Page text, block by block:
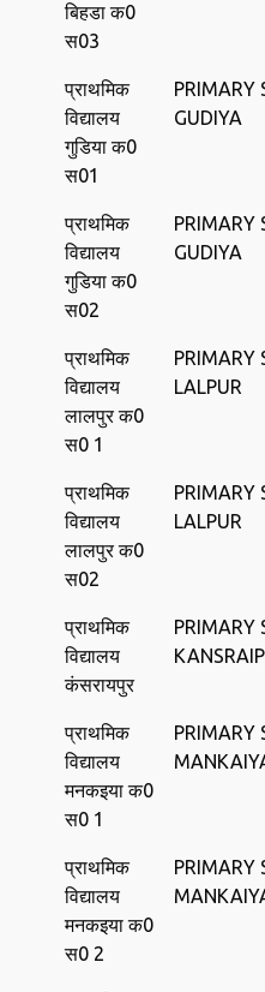
बिहडा क0
स03
प्राथमिक
विद्यालय
गुडिया क0
स01
PRIMARY
GUDIYA
प्राथमिक
विद्यालय
गुडिया क0
स02
PRIMARY
GUDIYA
प्राथमिक
विद्यालय
लालपुर क0
स0 1
PRIMARY
LALPUR
प्राथमिक
विद्यालय
लालपुर क0
स02
PRIMARY
LALPUR
प्राथमिक
विद्यालय
कंसरायपुर
PRIMARY
प्राथमिक
विद्यालय
मनकइया क0
स0 1
PRIMARY
प्राथमिक
विद्यालय
मनकइया क0
स0 2
PRIMARY